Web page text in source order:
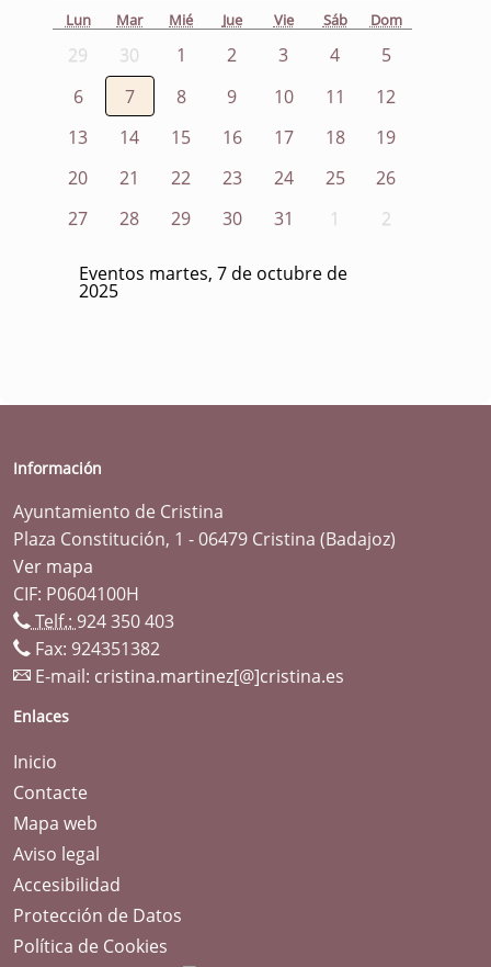
Lun Mar Mié Jue Vie Sáb Dom
29 30 1 2 3 4
5
6
7 8 9 10 11
12
13
14 15 16 17 18
19
20
21 22 23 24 25
26
27
28 29 30 31 1 2
Eventos martes, 7 de octubre de
2025
Información
Ayuntamiento de Cristina
Plaza Constitución, 1 - 06479 Cristina (Badajoz)
Ver mapa
CIF: P0604100H
Telf.: 924 350 403
Fax: 924351382
E-mail: cristina.martinez[@]cristina.es
Enlaces
Inicio
Contacte
Mapa web
Aviso legal
Accesibilidad
Protección de Datos
Política de Cookies